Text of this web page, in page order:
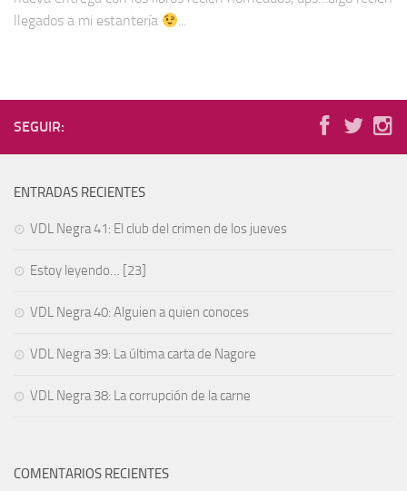
llegados a mi estantería
...
SEGUIR:
ENTRADAS RECIENTES
VDL Negra 41: El club del crimen de los jueves
Estoy leyendo… [23]
VDL Negra 40: Alguien a quien conoces
VDL Negra 39: La última carta de Nagore
VDL Negra 38: La corrupción de la carne
COMENTARIOS RECIENTES